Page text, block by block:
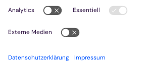
Stellenangebote
Kirchenzeitung
Amtsblatt (Kirchlicher Anzeiger)
Rechtsdatenbank